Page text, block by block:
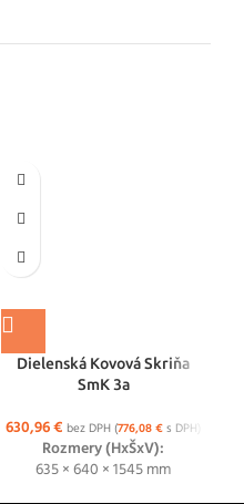
Dielenská Kovová Skriňa
SmK 3a
630,96€ bez DPH (776,08€s DPH)
Rozmery (HxŠxV):
635 × 640 × 1545 mm